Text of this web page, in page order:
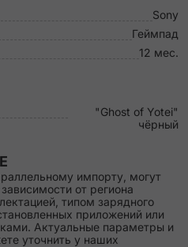
Sony
Геймпад
12 мес.
"Ghost of Yotei"
чёрный
импорту, могут
от региона
типом зарядного
приложений или
Актуальные параметры и
уточнить у наших